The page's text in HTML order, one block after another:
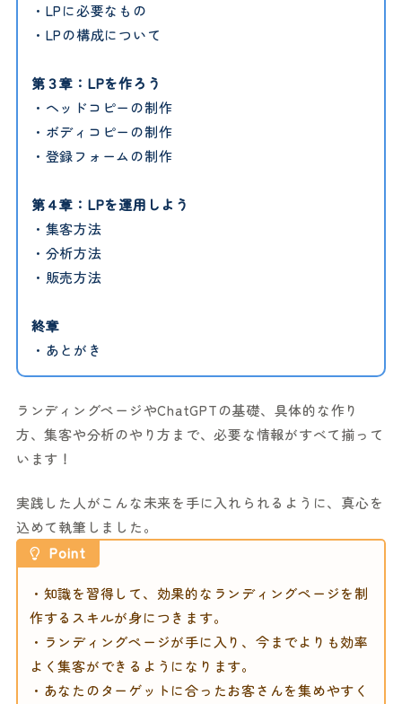
・LPに必要なもの
・LPの構成について
第３章：LPを作ろう
・ヘッドコピーの制作
・ボディコピーの制作
・登録フォームの制作
第４章：LPを運用しよう
・集客方法
・分析方法
・販売方法
終章
・あとがき
ランディングページやChatGPTの基礎、具体的な作り
方、集客や分析のやり方まで、必要な情報がすべて揃って
います！
実践した人がこんな未来を手に入れられるように、真心を
込めて執筆しました。
Point
・知識を習得して、効果的なランディングページを制
作するスキルが身につきます。
・ランディングページが手に入り、今までよりも効率
よく集客ができるようになります。
・あなたのターゲットに合ったお客さんを集めやすく